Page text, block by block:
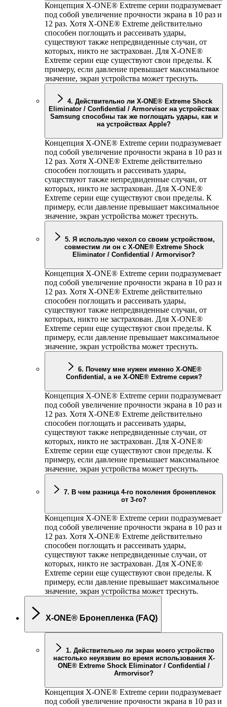
Концепция X-ONE® Extreme серии подразумевает
под собой увеличение прочности экрана в 10 раз и
12 раз. Хотя X-ONE® Extreme действительно
способен поглощать и рассеивать удары,
существуют также непредвиденные случаи, от
которых, никто не застрахован. Для X-ONE®
Extreme серии еще существуют свои пределы. К
примеру, если давление превышает максимальное
значение, экран устройства может треснуть.
4. Действительно ли X-ONE® Extreme Shock
Eliminator / Confidential / Armorvisor на устройствах
Samsung способны так же поглощать удары, как и
на устройствах Apple?
Концепция X-ONE® Extreme серии подразумевает
под собой увеличение прочности экрана в 10 раз и
12 раз. Хотя X-ONE® Extreme действительно
способен поглощать и рассеивать удары,
существуют также непредвиденные случаи, от
которых, никто не застрахован. Для X-ONE®
Extreme серии еще существуют свои пределы. К
примеру, если давление превышает максимальное
значение, экран устройства может треснуть.
5. Я использую чехол со своим устройством,
совместим ли он с X-ONE® Extreme Shock
Eliminator / Confidential / Armorvisor?
Концепция X-ONE® Extreme серии подразумевает
под собой увеличение прочности экрана в 10 раз и
12 раз. Хотя X-ONE® Extreme действительно
способен поглощать и рассеивать удары,
существуют также непредвиденные случаи, от
которых, никто не застрахован. Для X-ONE®
Extreme серии еще существуют свои пределы. К
примеру, если давление превышает максимальное
значение, экран устройства может треснуть.
6. Почему мне нужен именно X-ONE®
Confidential, а не X-ONE® Extreme серия?
Концепция X-ONE® Extreme серии подразумевает
под собой увеличение прочности экрана в 10 раз и
12 раз. Хотя X-ONE® Extreme действительно
способен поглощать и рассеивать удары,
существуют также непредвиденные случаи, от
которых, никто не застрахован. Для X-ONE®
Extreme серии еще существуют свои пределы. К
примеру, если давление превышает максимальное
значение, экран устройства может треснуть.
от 3-го?
Концепция X-ONE® Extreme серии подразумевает
под собой увеличение прочности экрана в 10 раз и
12 раз. Хотя X-ONE® Extreme действительно
способен поглощать и рассеивать удары,
существуют также непредвиденные случаи, от
которых, никто не застрахован. Для X-ONE®
Extreme серии еще существуют свои пределы. К
примеру, если давление превышает максимальное
значение, экран устройства может треснуть.
X-ONE® Бронепленка (FAQ)
1. Действительно ли экран моего устройство
настолько неуязвим во время использования X-
ONE® Extreme Shock Eliminator / Confidential /
Armorvisor?
Концепция X-ONE® Extreme серии подразумевает
под собой увеличение прочности экрана в 10 раз и